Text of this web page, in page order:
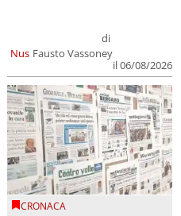
Nus
di
Fausto Vassoney
il 06/08/2026
CRONACA